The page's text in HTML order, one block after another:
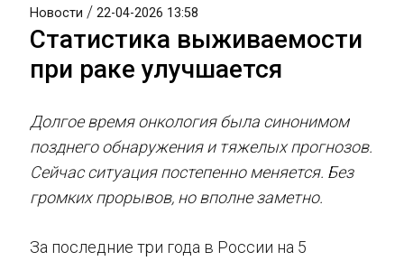
Новости / 22-04-2026 13:58
Статистика выживаемости
при раке улучшается
Долгое время онкология была синонимом
позднего обнаружения и тяжелых прогнозов.
Сейчас ситуация постепенно меняется. Без
громких прорывов, но вполне заметно.
За последние три года в России на 5